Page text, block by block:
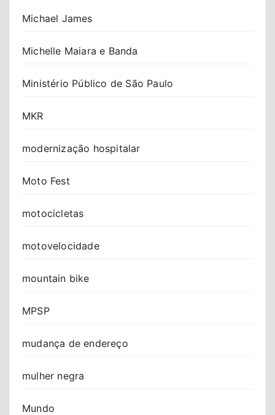
Michael James
Michelle Maiara e Banda
Ministério Público de São Paulo
MKR
modernização hospitalar
Moto Fest
motocicletas
motovelocidade
mountain bike
MPSP
mudança de endereço
mulher negra
Mundo